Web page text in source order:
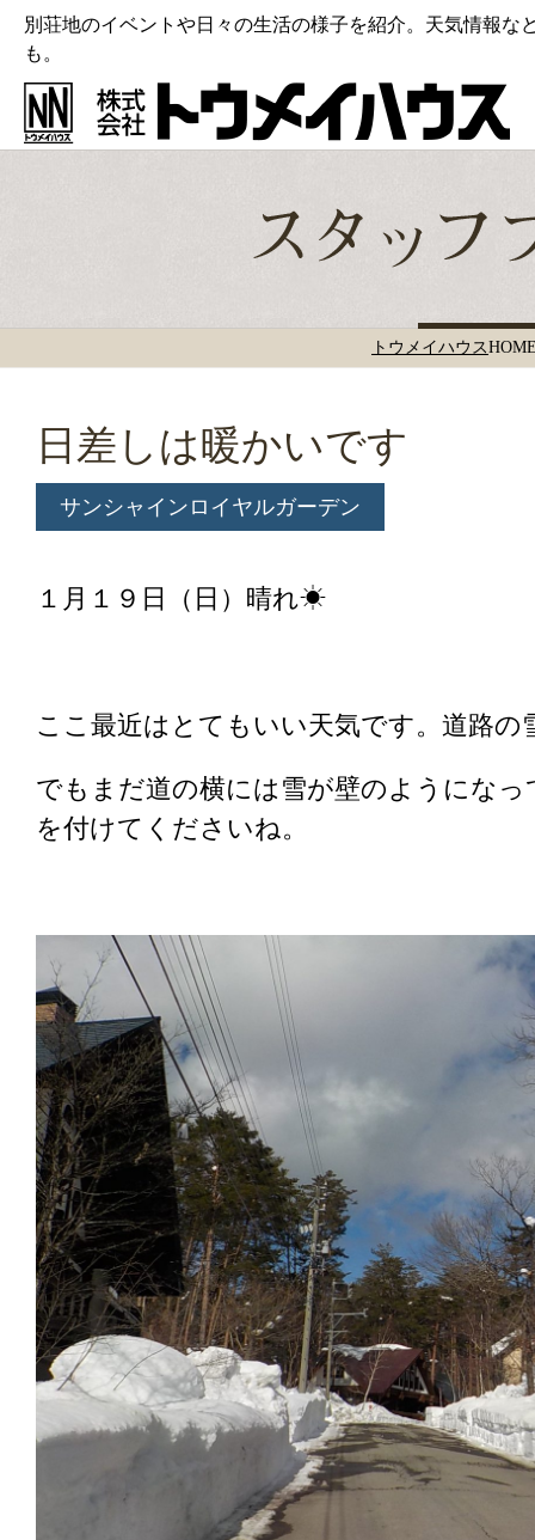
別荘地のイベントや日々の生活の様子を紹介。天気情報な
も。
トウメイハウス
日差しは暖かいです
サンシャインロイヤルガーデン
１月１９日（日）晴れ☀
ここ最近はとてもいい天気です。道路
でもまだ道の横には雪が壁のようにな
を付けてくださいね。